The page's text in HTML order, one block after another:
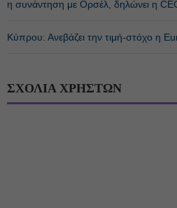
η συνάντηση με Ορσέλ, δηλώνει η
Κύπρου: Ανεβάζει την τιμή-στόχο η
ΣΧΟΛΙΑ ΧΡΗΣΤΩΝ